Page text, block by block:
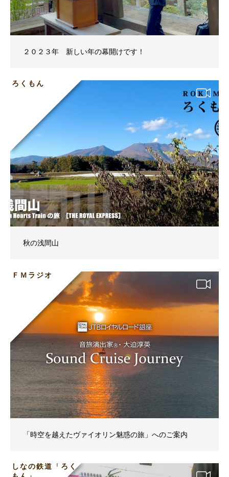
２０２３年 新しい年の幕開けです！
ろくもん
秋の浅間山
ＦＭラジオ
「時空を越えたヴァイオリン魅惑の旅」へのご案内
しなの鉄道「ろく